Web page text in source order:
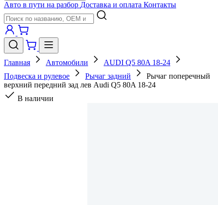
Авто в пути на разбор Доставка и оплата Контакты
Главная Автомобили
AUDI Q5 80A 18-24
Подвеска и рулевое
Рычаг задний
Рычаг поперечный
верхний передний зад лев Audi Q5 80A 18-24
В наличии